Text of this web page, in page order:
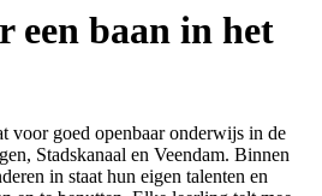
een baan in het
voor goed openbaar onderwijs in de
Stadskanaal en Veendam. Binnen
in staat hun eigen talenten en